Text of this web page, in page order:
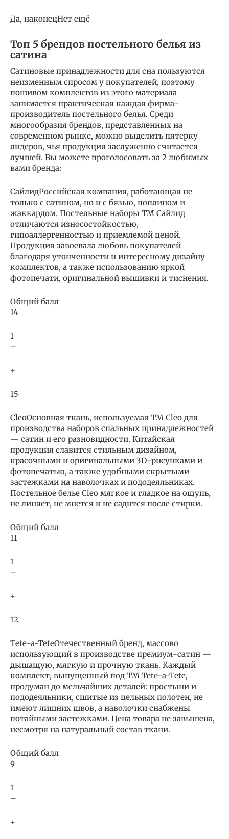
Да, наконецНет ещё
Топ 5 брендов постельного белья из
сатина
Сатиновые принадлежности для сна пользуются
неизменным спросом у покупателей, поэтому
пошивом комплектов из этого материала
занимается практическая каждая фирма-
производитель постельного белья. Среди
многообразия брендов, представленных на
современном рынке, можно выделить пятерку
лидеров, чья продукция заслуженно считается
лучшей. Вы можете проголосовать за 2 любимых
вами бренда:
СайлидРоссийская компания, работающая не
только с сатином, но и с бязью, поплином и
жаккардом. Постельные наборы ТМ Сайлид
отличаются износостойкостью,
гипоаллергенностью и приемлемой ценой.
Продукция завоевала любовь покупателей
благодаря утонченности и интересному дизайну
комплектов, а также использованию яркой
фотопечати, оригинальной вышивки и тиснения.
Общий балл
14
1
–
+
15
CleoОсновная ткань, используемая ТМ Cleo для
производства наборов спальных принадлежностей
— сатин и его разновидности. Китайская
продукция славится стильным дизайном,
красочными и оригинальными 3D-рисунками и
фотопечатью, а также удобными скрытыми
застежками на наволочках и пододеяльниках.
Постельное белье Cleo мягкое и гладкое на ощупь,
не линяет, не мнется и не садится после стирки.
Общий балл
11
1
–
+
12
Tete-a-TeteОтечественный бренд, массово
использующий в производстве премиум-сатин —
дышащую, мягкую и прочную ткань. Каждый
комплект, выпущенный под ТМ Tete-a-Tetе,
продуман до мельчайших деталей: простыни и
пододеяльники, сшитые из цельных полотен, не
имеют лишних швов, а наволочки снабжены
потайными застежками. Цена товара не завышена,
несмотря на натуральный состав ткани.
Общий балл
9
1
–
+